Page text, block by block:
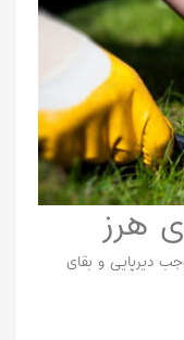
هرز
دیرپایی و بقای